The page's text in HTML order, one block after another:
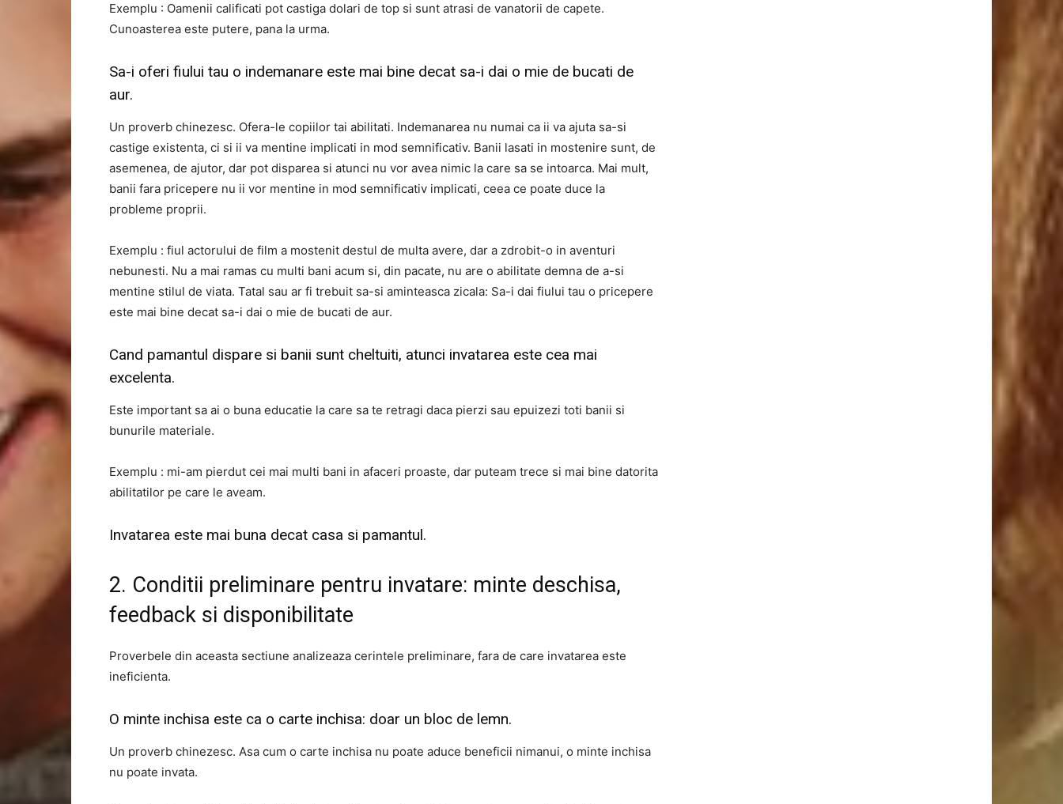
Exemplu : Oamenii calificati pot castiga dolari de top si sunt atrasi de vanatorii de capete.
Cunoasterea este putere, pana la urma.
Sa-i oferi fiului tau o indemanare este mai bine decat sa-i dai o mie de bucati de
aur.
Un proverb chinezesc. Ofera-le copiilor tai abilitati. Indemanarea nu numai ca ii va ajuta sa-si
castige existenta, ci si ii va mentine implicati in mod semnificativ. Banii lasati in mostenire sunt, de
asemenea, de ajutor, dar pot disparea si atunci nu vor avea nimic la care sa se intoarca. Mai mult,
banii fara pricepere nu ii vor mentine in mod semnificativ implicati, ceea ce poate duce la
probleme proprii.
Exemplu : fiul actorului de film a mostenit destul de multa avere, dar a zdrobit-o in aventuri
nebunesti. Nu a mai ramas cu multi bani acum si, din pacate, nu are o abilitate demna de a-si
mentine stilul de viata. Tatal sau ar fi trebuit sa-si aminteasca zicala: Sa-i dai fiului tau o pricepere
este mai bine decat sa-i dai o mie de bucati de aur.
Cand pamantul dispare si banii sunt cheltuiti, atunci invatarea este cea mai
excelenta.
Este important sa ai o buna educatie la care sa te retragi daca pierzi sau epuizezi toti banii si
bunurile materiale.
Exemplu : mi-am pierdut cei mai multi bani in afaceri proaste, dar puteam trece si mai bine datorita
abilitatilor pe care le aveam.
Invatarea este mai buna decat casa si pamantul.
2. Conditii preliminare pentru invatare: minte deschisa,
feedback si disponibilitate
Proverbele din aceasta sectiune analizeaza cerintele preliminare, fara de care invatarea este
ineficienta.
O minte inchisa este ca o carte inchisa: doar un bloc de lemn.
Un proverb chinezesc. Asa cum o carte inchisa nu poate aduce beneficii nimanui, o minte inchisa
nu poate invata.